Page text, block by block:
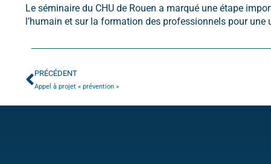
Le séminaire du CHU de Rouen a marqué une étape
l’humain et sur la formation des professionnels pour
PRÉCÉDENT
Appel à projet « prévention »